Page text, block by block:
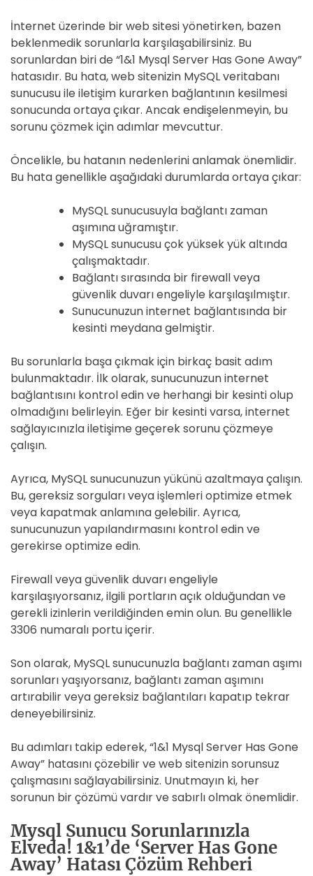
İnternet üzerinde bir web sitesi yönetirken, bazen
beklenmedik sorunlarla karşılaşabilirsiniz. Bu
sorunlardan biri de “1&1 Mysql Server Has Gone Away”
hatasıdır. Bu hata, web sitenizin MySQL veritabanı
sunucusu ile iletişim kurarken bağlantının kesilmesi
sonucunda ortaya çıkar. Ancak endişelenmeyin, bu
sorunu çözmek için adımlar mevcuttur.
Öncelikle, bu hatanın nedenlerini anlamak önemlidir.
Bu hata genellikle aşağıdaki durumlarda ortaya çıkar:
MySQL sunucusuyla bağlantı zaman
aşımına uğramıştır.
MySQL sunucusu çok yüksek yük altında
çalışmaktadır.
Bağlantı sırasında bir firewall veya
güvenlik duvarı engeliyle karşılaşılmıştır.
Sunucunuzun internet bağlantısında bir
kesinti meydana gelmiştir.
Bu sorunlarla başa çıkmak için birkaç basit adım
bulunmaktadır. İlk olarak, sunucunuzun internet
bağlantısını kontrol edin ve herhangi bir kesinti olup
olmadığını belirleyin. Eğer bir kesinti varsa, internet
sağlayıcınızla iletişime geçerek sorunu çözmeye
çalışın.
Ayrıca, MySQL sunucunuzun yükünü azaltmaya çalışın.
Bu, gereksiz sorguları veya işlemleri optimize etmek
veya kapatmak anlamına gelebilir. Ayrıca,
sunucunuzun yapılandırmasını kontrol edin ve
gerekirse optimize edin.
Firewall veya güvenlik duvarı engeliyle
karşılaşıyorsanız, ilgili portların açık olduğundan ve
gerekli izinlerin verildiğinden emin olun. Bu genellikle
3306 numaralı portu içerir.
Son olarak, MySQL sunucunuzla bağlantı zaman aşımı
sorunları yaşıyorsanız, bağlantı zaman aşımını
artırabilir veya gereksiz bağlantıları kapatıp tekrar
deneyebilirsiniz.
Bu adımları takip ederek, “1&1 Mysql Server Has Gone
Away” hatasını çözebilir ve web sitenizin sorunsuz
çalışmasını sağlayabilirsiniz. Unutmayın ki, her
sorunun bir çözümü vardır ve sabırlı olmak önemlidir.
Mysql Sunucu Sorunlarınızla
Elveda! 1&1’de ‘Server Has Gone
Away’ Hatası Çözüm Rehberi